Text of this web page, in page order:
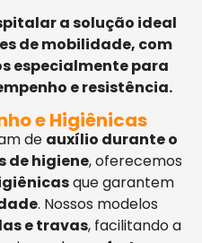
a solução ideal
de mobilidade, com
especialmente para
e resistência.
e Higiênicas
de auxílio durante o
de higiene, oferecemos
que garantem
. Nossos modelos
e travas, facilitando a